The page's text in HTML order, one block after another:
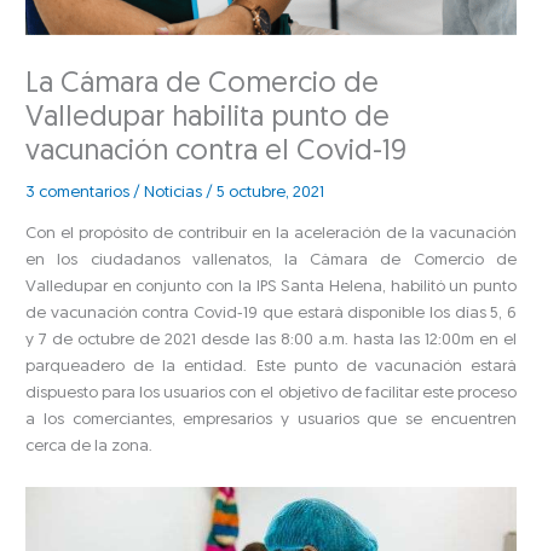
La Cámara de Comercio de
Valledupar habilita punto de
vacunación contra el Covid-19
3 comentarios / Noticias /5 octubre, 2021
Con el propósito de contribuir en la aceleración de la vacunación
en los ciudadanos vallenatos, la Cámara de Comercio de
Valledupar en conjunto con la IPS Santa Helena, habilitó un punto
de vacunación contra Covid-19 que estará disponible los días 5, 6
y 7 de octubre de 2021 desde las 8:00 a.m. hasta las 12:00m en el
parqueadero de la entidad. Este punto de vacunación estará
dispuesto para los usuarios con el objetivo de facilitar este proceso
a los comerciantes, empresarios y usuarios que se encuentren
cerca de la zona.